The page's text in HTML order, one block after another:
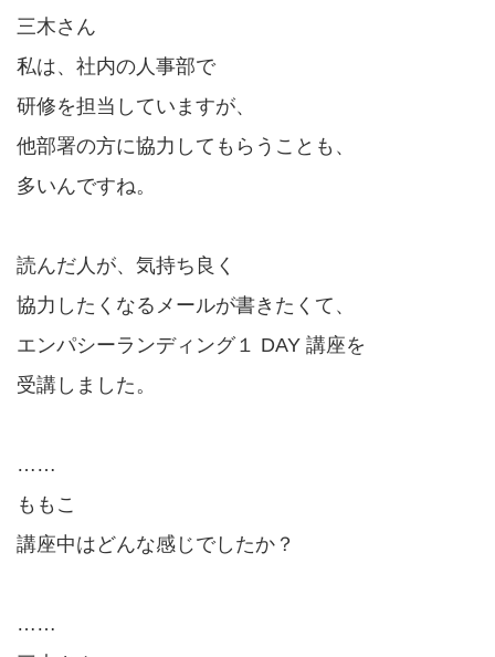
三木さん
私は、社内の人事部で
研修を担当していますが、
他部署の方に協力してもらうことも、
多いんですね。
読んだ人が、気持ち良く
協力したくなるメールが書きたくて、
エンパシーランディング１ DAY 講座を
受講しました。
……
ももこ
講座中はどんな感じでしたか？
……